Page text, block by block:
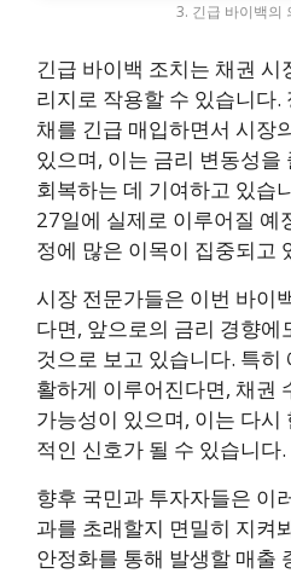
3. 긴급 바이백의
긴급 바이백 조치는 채권 시
리지로 작용할 수 있습니다.
채를 긴급 매입하면서 시장
있으며, 이는 금리 변동성
회복하는 데 기여하고 있습
27일에 실제로 이루어질 예
정에 많은 이목이 집중되고
시장 전문가들은 이번 바이
다면, 앞으로의 금리 경향에
것으로 보고 있습니다. 특히
활하게 이루어진다면, 채권
가능성이 있으며, 이는 다시
적인 신호가 될 수 있습니다.
향후 국민과 투자자들은 이
과를 초래할지 면밀히 지켜
안정화를 통해 발생할 매출